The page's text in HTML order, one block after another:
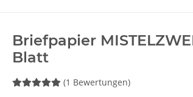
Briefpapier
Blatt
(1 Bewertungen)